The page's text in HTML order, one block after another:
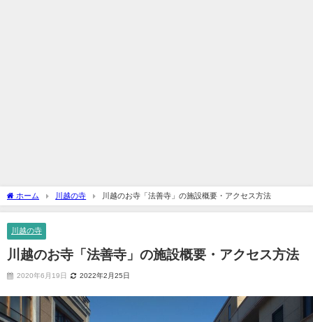
ホーム 川越の寺 川越のお寺「法善寺」の施設概要・アクセス方法
川越の寺
川越のお寺「法善寺」の施設概要・アクセス方法
2020年6月19日 2022年2月25日